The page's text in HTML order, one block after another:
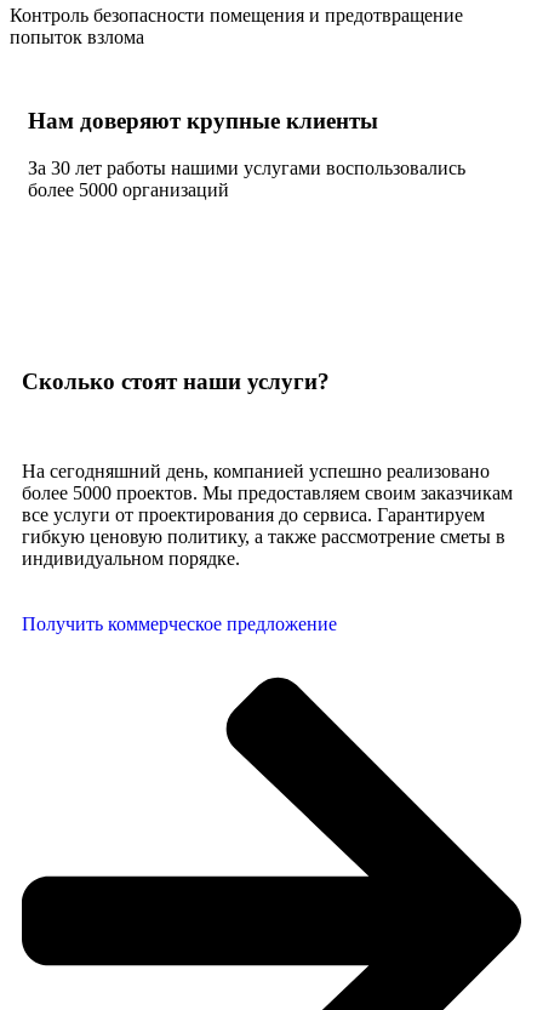
Контроль безопасности помещения и предотвращение
попыток взлома
Нам доверяют крупные клиенты
За 30 лет работы нашими услугами воспользовались
более 5000 организаций
Сколько стоят наши услуги?
На сегодняшний день, компанией успешно реализовано
более 5000 проектов. Мы предоставляем своим заказчикам
все услуги от проектирования до сервиса. Гарантируем
гибкую ценовую политику, а также рассмотрение сметы в
индивидуальном порядке.
Получить коммерческое предложение